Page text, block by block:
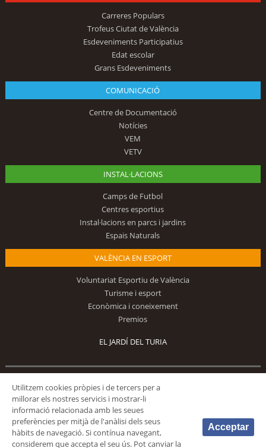
Carreres Populars
Trofeus Ciutat de València
Esdeveniments Participatius
Edat escolar
Grans Esdeveniments
COMUNICACIÓ
Centre de Documentació
Notícies
VEM
VETV
INSTAL·LACIONS
Camps de Futbol
Centres esportius
Instal·lacions en parcs i jardins
Espais Naturals
VALÈNCIA EN ESPORT
Voluntariat Esportiu de València
Turisme i esport
Econòmica i coneixement
Premios
EL JARDÍ DEL TURIA
Utilitzem cookies pròpies i de tercers per a
millorar els nostres servicis i mostrar-li
informació relacionada amb les seues
preferències per mitjà de l'anàlisi dels seus
hàbits de navegació. Si contínua navegant,
considerem que accepta el seu ús. Pot canviar la
Acceptar